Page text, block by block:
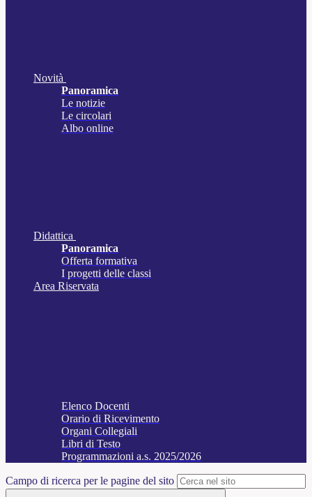
Novità
Panoramica
Le notizie
Le circolari
Albo online
Didattica
Panoramica
Offerta formativa
I progetti delle classi
Area Riservata
Elenco Docenti
Orario di Ricevimento
Organi Collegiali
Libri di Testo
Programmazioni a.s. 2025/2026
Campo di ricerca per le pagine del sito